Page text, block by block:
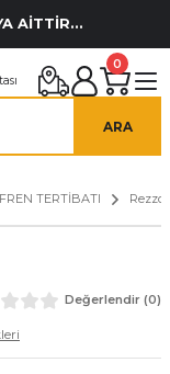
AİTTİR...
ARA
0
FREN TERTİBATI Rezzo
Değerlendir (0)